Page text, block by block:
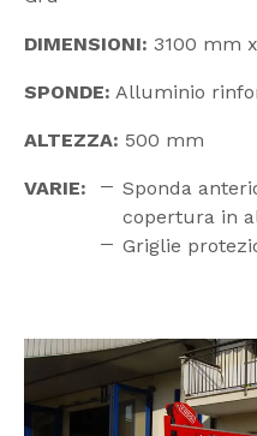
DIMENSIONI: 3100 mm
SPONDE: Alluminio
ALTEZZA: 500 mm
VARIE:
Sponda
copertura in
Griglie